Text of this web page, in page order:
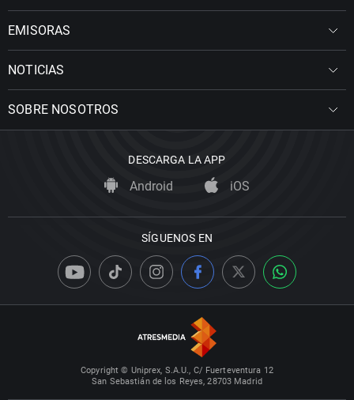
EMISORAS
NOTICIAS
SOBRE NOSOTROS
DESCARGA LA APP
Android iOS
SÍGUENOS EN
Copyright © Uniprex, S.A.U., C/ Fuerteventura 12
San Sebastián de los Reyes, 28703 Madrid